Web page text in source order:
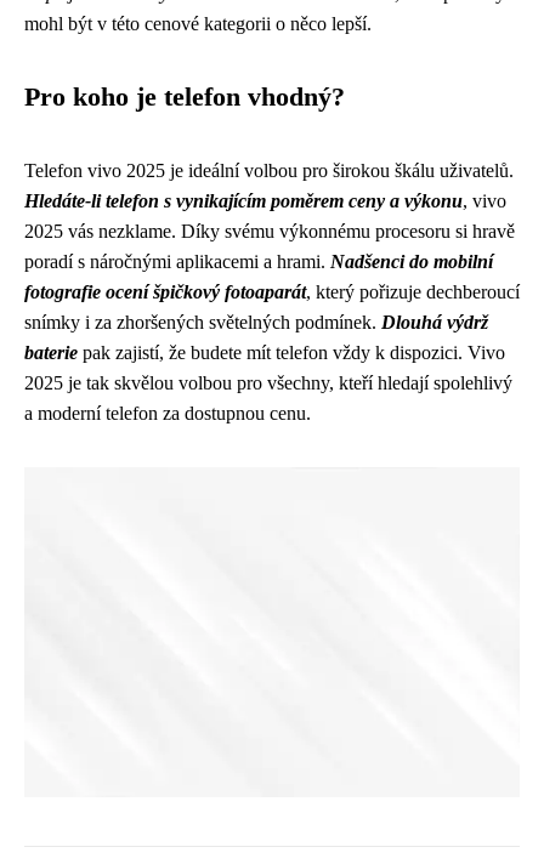
mohl být v této cenové kategorii o něco lepší.
Pro koho je telefon vhodný?
Telefon vivo 2025 je ideální volbou pro širokou škálu uživatelů.
Hledáte-li telefon s vynikajícím poměrem ceny a výkonu, vivo
2025 vás nezklame. Díky svému výkonnému procesoru si hravě
poradí s náročnými aplikacemi a hrami. Nadšenci do mobilní
fotografie ocení špičkový fotoaparát, který pořizuje dechberoucí
snímky i za zhoršených světelných podmínek. Dlouhá výdrž
baterie pak zajistí, že budete mít telefon vždy k dispozici. Vivo
2025 je tak skvělou volbou pro všechny, kteří hledají spolehlivý
a moderní telefon za dostupnou cenu.